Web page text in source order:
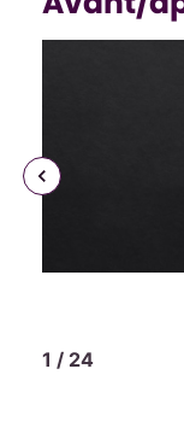
Précédent
1 / 24